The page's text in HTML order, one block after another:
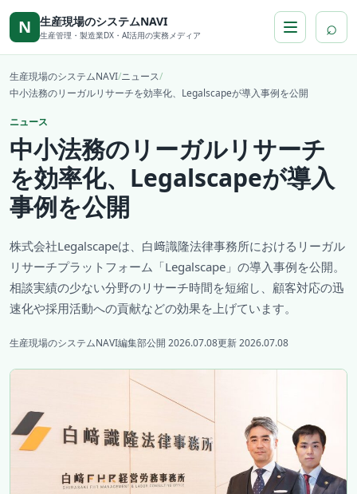
本文へ移動
N 生産現場のシステムNAVI
生産管理・製造業DX・AI活用の実務メディア ⌕
生産現場のシステムNAVI/ニュース/
中小法務のリーガルリサーチを効率化、Legalscapeが導入事例を公開
ニュース
中小法務のリーガルリサーチ
を効率化、Legalscapeが導入
事例を公開
株式会社Legalscapeは、白﨑識隆法律事務所におけるリーガル
リサーチプラットフォーム「Legalscape」の導入事例を公開。
相談実績の少ない分野のリサーチ時間を短縮し、顧客対応の迅
速化や採用活動への貢献などの効果を上げています。
生産現場のシステムNAVI編集部公開 2026.07.08更新 2026.07.08